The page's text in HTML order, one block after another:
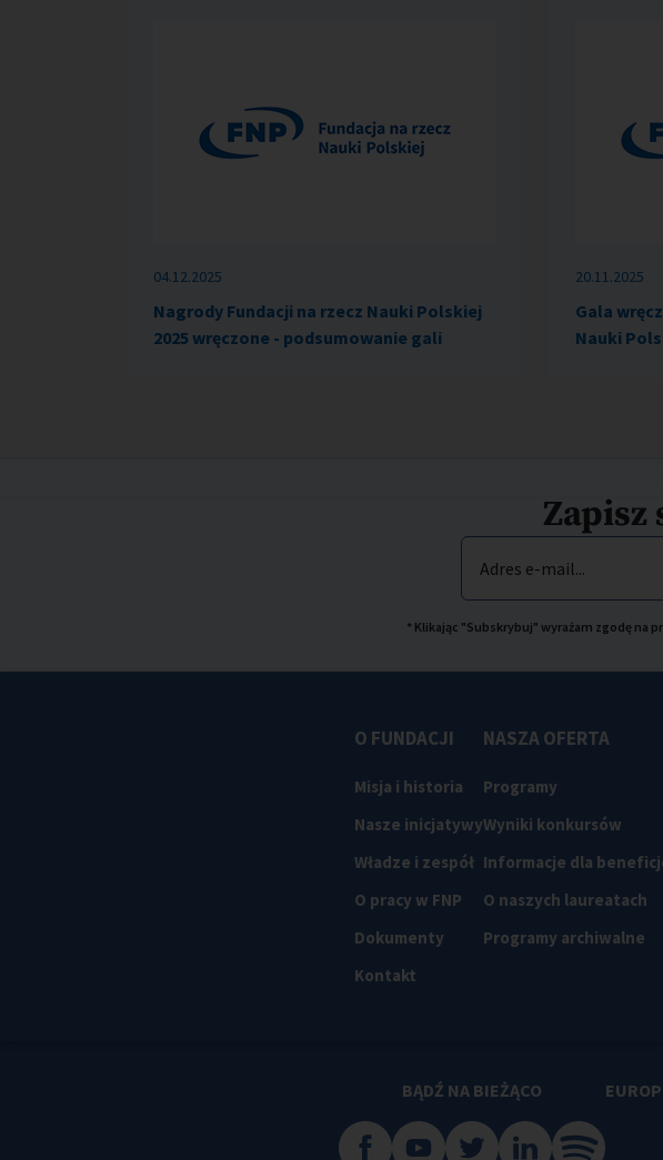
04.12.2025
Nagrody Fundacji na rzecz Nauki Polskiej
2025 wręczone - podsumowanie gali
20.11.2025
Gala
Nauki
Zapisz
Adres e-mail...
* Klikając "Subskrybuj" wyrażam zgodę na
O FUNDACJI
Misja i historia
Nasze inicjatywy
Władze i zespół
O pracy w FNP
Dokumenty
Kontakt
NASZA OFERTA
Programy
Wyniki konkursów
Informacje dla
O naszych laureatach
Programy archiwalne
BĄDŹ NA BIEŻĄCO